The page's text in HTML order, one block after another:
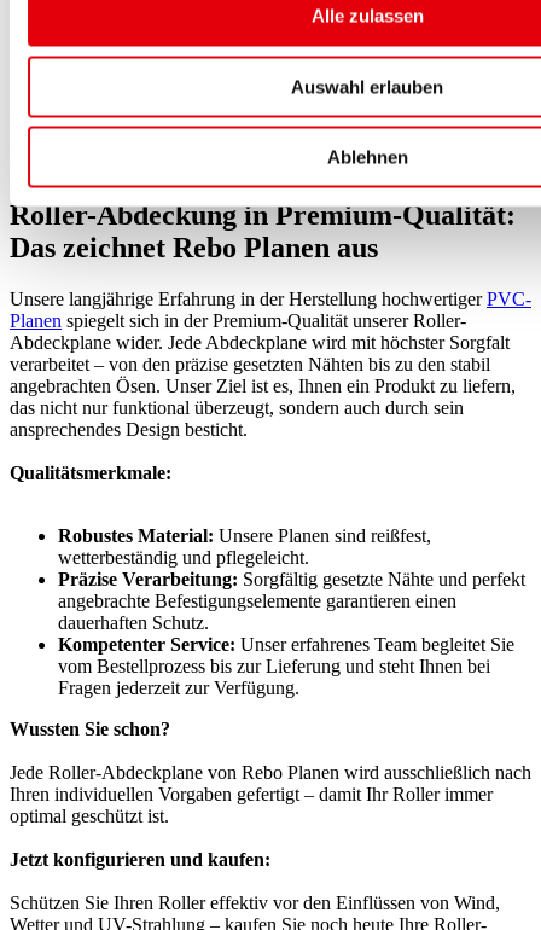
Alle zulassen
Auswahl erlauben
Ablehnen
Rollers hochladen, um spezielle Anforderungen zu
Dieser flexible Konfigurationsprozess stellt sicher, dass Ihre Roller-
Roller-Abdeckung in Premium-Qualität:
Das zeichnet Rebo Planen aus
Unsere langjährige Erfahrung in der Herstellung hochwertigerPVC-
Planen spiegelt sich in der Premium-Qualität unserer Roller-
Abdeckplane wider. Jede Abdeckplane wird mit höchster Sorgfalt
verarbeitet – von den präzise gesetzten Nähten bis zu den stabil
angebrachten Ösen. Unser Ziel ist es, Ihnen ein Produkt zu liefern,
das nicht nur funktional überzeugt, sondern auch durch sein
ansprechendes Design besticht.
Qualitätsmerkmale:
Robustes Material: Unsere Planen sind reißfest,
wetterbeständig und pflegeleicht.
Präzise Verarbeitung: Sorgfältig gesetzte Nähte und perfekt
angebrachte Befestigungselemente garantieren einen
dauerhaften Schutz.
Kompetenter Service: Unser erfahrenes Team begleitet Sie
vom Bestellprozess bis zur Lieferung und steht Ihnen bei
Fragen jederzeit zur Verfügung.
Wussten Sie schon?
Jede Roller-Abdeckplane von Rebo Planen wird ausschließlich nach
Ihren individuellen Vorgaben gefertigt – damit Ihr Roller immer
optimal geschützt ist.
Jetzt konfigurieren und kaufen:
Schützen Sie Ihren Roller effektiv vor den Einflüssen von Wind,
Wetter und UV-Strahlung – kaufen Sie noch heute Ihre Roller-